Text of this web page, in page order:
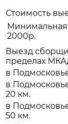
Стоимость
2000р.
Выезд
пределах
в
в
20 км.
в
50 км.